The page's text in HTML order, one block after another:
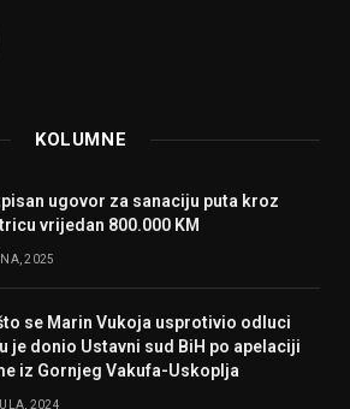
KOLUMNE
ugovor za sanaciju puta kroz
vrijedan 800.000 KM
2025
se Marin Vukoja usprotivio odluci
je donio Ustavni sud BiH po apelaciji
iz Gornjeg Vakufa-Uskoplja
2024